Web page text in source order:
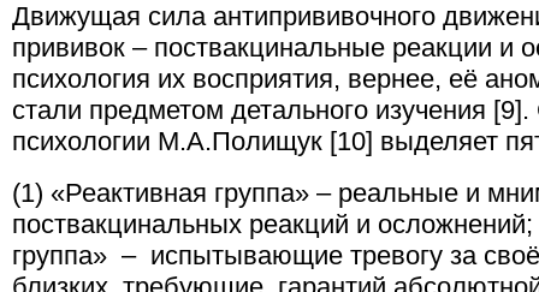
Движущая сила антипрививочного
прививок – поствакцинальные реакции и
психология их восприятия, вернее, её
стали предметом детального изучения
психологии М.А.Полищук [10] выделяет
(1) «Реактивная группа» – реальные и
поствакцинальных реакций и
группа» – испытывающие тревогу за